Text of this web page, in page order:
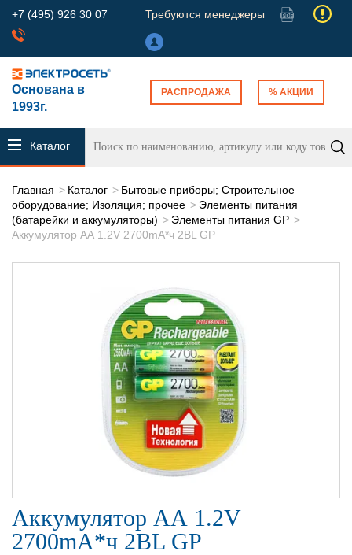
+7 (495) 926 30 07 Требуются менеджеры
Основана в
1993г.
РАСПРОДАЖА % АКЦИИ
Каталог
Главная Каталог
Бытовые приборы; Строительное
оборудование; Изоляция; прочее
Элементы питания
(батарейки и аккумуляторы)
Элементы питания GP
Аккумулятор АА 1.2V 2700mA*ч 2BL GP
Аккумулятор АА 1.2V
2700mA*ч 2BL GP